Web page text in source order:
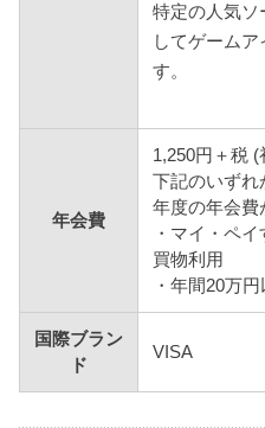
特定の人気ソ
してゲーム
す。
年会費
1,250円＋税 (
下記のいずれ
年度の年会費
・マイ・ペ
買物利用
・年間20万
国際ブラン
ド
VISA